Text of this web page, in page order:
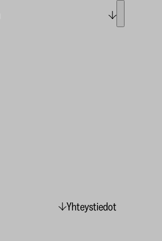
Yhteystiedot